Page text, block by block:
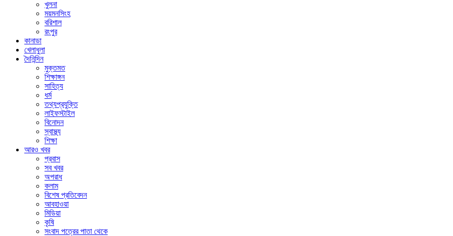
খুলনা
ময়মনসিংহ
বরিশাল
রংপুর
কানাডা
খেলাধুলা
দৈনিন্দিন
মুক্তমত
শিক্ষাঙ্গন
সাহিত্য
ধর্ম
তথ্যপ্রযুক্তি
লাইফস্টাইল
বিনোদন
স্বাস্থ্য
শিক্ষা
আরও খবর
প্রবাস
সব খবর
অপরাধ
কলাম
বিশেষ প্রতিবেদন
আবহাওয়া
মিডিয়া
কৃষি
সংবাদ পত্রের পাতা থেকে